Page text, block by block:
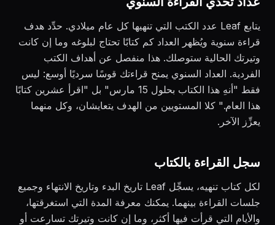
يتابع Leaf عدد الكتب التي تنهيها كل عام ميلادي. حدِّد هدف
قراءة سنوية ويُظهر العداد كم كتابًا تحتاج لبلوغه وما إن كانت
وتيرتك الحالية ستوصلك. هذا منفصل عن أهداف الكتب
الفردية. العداد السنوي يمنح قراءتك قوسًا سرديًا أوسع: ليس
فقط "أنهِ هذا الكتاب بحلول 15 مارس" بل "اقرأ عشرين كتابًا
هذا العام." كلا المستويين من الهدف يتعايشان، وكل منهما
يعزِّز الآخر.
سجل القراءة بالكتاب
لكل كتاب تنهيه، يسجِّل Leaf تاريخ البدء وتاريخ الانتهاء وجميع
جلسات القراءة بينهما. يمكنك معرفة المدة التي استغرقتها،
والأيام التي قرأت فيها أكثر، وما إن كانت وتيرتك تسارعت أو